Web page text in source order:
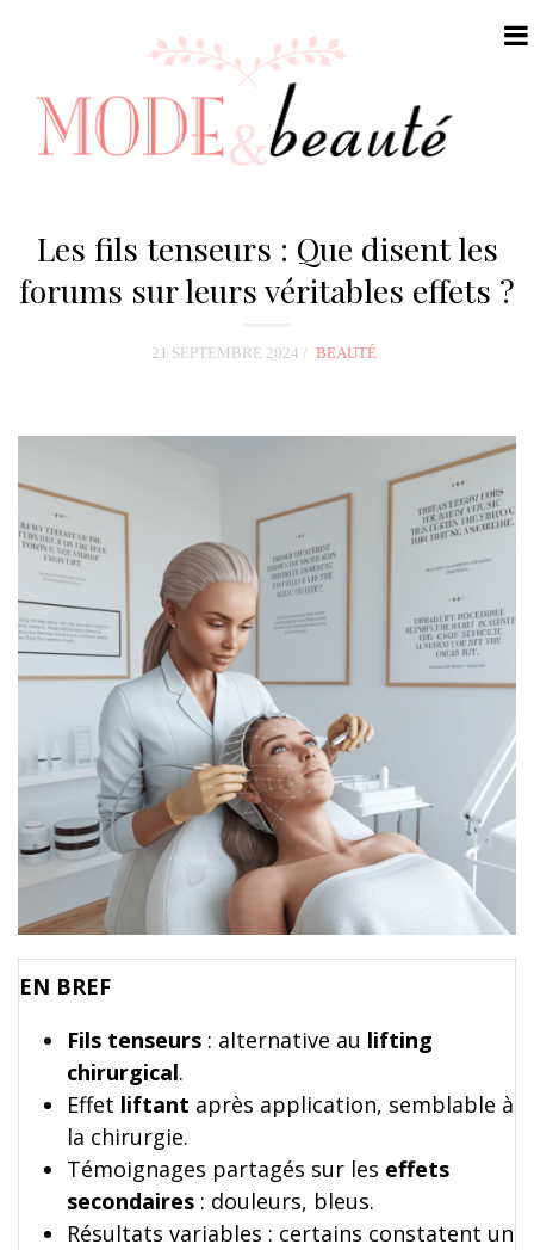
i
i
n
Les fils tenseurs : Que disent les
forums sur leurs véritables effets ?
21 SEPTEMBRE 2024 BEAUTÉ
EN BREF
Fils tenseurs : alternative au lifting
chirurgical.
Effet liftant après application, semblable à
la chirurgie.
Témoignages partagés sur les effets
secondaires : douleurs, bleus.
Résultats variables : certains constatent un